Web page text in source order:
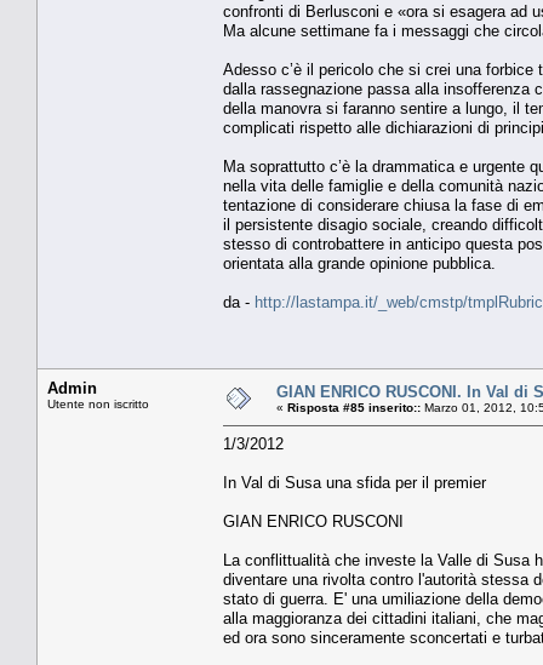
confronti di Berlusconi e «ora si esagera ad
Ma alcune settimane fa i messaggi che
Adesso c’è il pericolo che si crei una
dalla rassegnazione passa alla insofferenza
della manovra si faranno sentire a lungo, il
complicati rispetto alle dichiarazioni di
Ma soprattutto c’è la drammatica e urgente
nella vita delle famiglie e della comunità
tentazione di considerare chiusa la fase di
il persistente disagio sociale, creando
stesso di controbattere in anticipo questa
orientata alla grande opinione pubblica.
da - http://lastampa.it/_web/cmstp/
Admin
Utente non iscritto
GIAN ENRICO RUSCONI. In Val
« Risposta #85 inserito:: Marzo 01, 2012,
1/3/2012
In Val di Susa una sfida per il premier
GIAN ENRICO RUSCONI
La conflittualità che investe la Valle di Susa
diventare una rivolta contro l'autorità stessa
stato di guerra. E' una umiliazione della
alla maggioranza dei cittadini italiani, che
ed ora sono sinceramente sconcertati e